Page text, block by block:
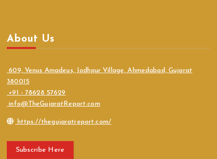
About Us
609, Venus Amadeus, Jodhpur Village, Ahmedabad, Gujarat
380015
+91 - 78628 57629
info@TheGujaratReport.com
https://thegujaratreport.com/
Subscribe Here